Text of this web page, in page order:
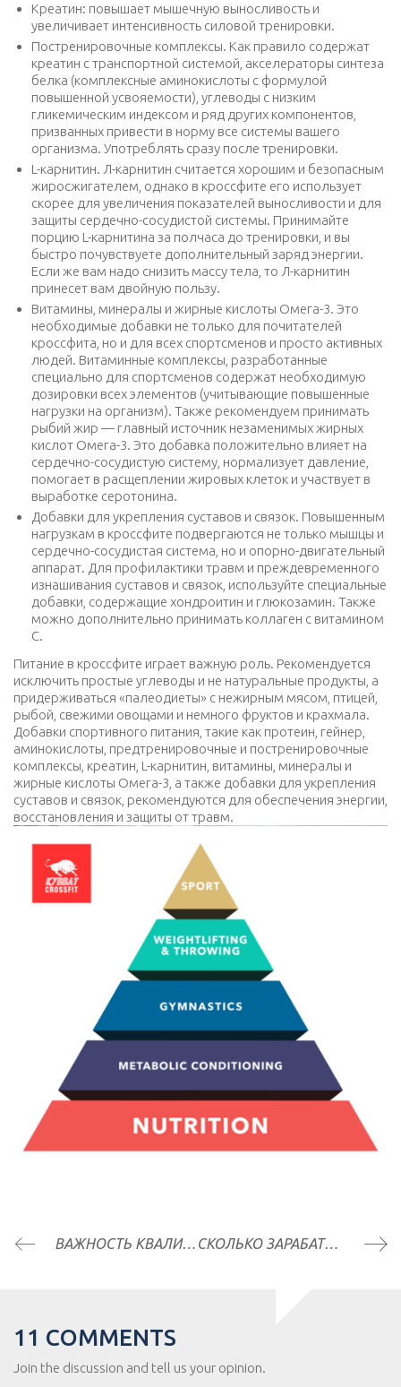
Креатин: повышает мышечную выносливость и
увеличивает интенсивность силовой тренировки.
Постренировочные комплексы. Как правило содержат
креатин с транспортной системой, акселераторы синтеза
белка (комплексные аминокислоты с формулой
повышенной усвояемости), углеводы с низким
гликемическим индексом и ряд других компонентов,
призванных привести в норму все системы вашего
организма. Употреблять сразу после тренировки.
L-карнитин. Л-карнитин считается хорошим и безопасным
жиросжигателем, однако в кроссфите его использует
скорее для увеличения показателей выносливости и для
защиты сердечно-сосудистой системы. Принимайте
порцию L-карнитина за полчаса до тренировки, и вы
быстро почувствуете дополнительный заряд энергии.
Если же вам надо снизить массу тела, то Л-карнитин
принесет вам двойную пользу.
Витамины, минералы и жирные кислоты Омега-3. Это
необходимые добавки не только для почитателей
кроссфита, но и для всех спортсменов и просто активных
людей. Витаминные комплексы, разработанные
специально для спортсменов содержат необходимую
дозировки всех элементов (учитывающие повышенные
нагрузки на организм). Также рекомендуем принимать
рыбий жир — главный источник незаменимых жирных
кислот Омега-3. Это добавка положительно влияет на
сердечно-сосудистую систему, нормализует давление,
помогает в расщеплении жировых клеток и участвует в
выработке серотонина.
Добавки для укрепления суставов и связок. Повышенным
нагрузкам в кроссфите подвергаются не только мышцы и
сердечно-сосудистая система, но и опорно-двигательный
аппарат. Для профилактики травм и преждевременного
изнашивания суставов и связок, используйте специальные
добавки, содержащие хондроитин и глюкозамин. Также
можно дополнительно принимать коллаген с витамином
С.
Питание в кроссфите играет важную роль. Рекомендуется
исключить простые углеводы и не натуральные продукты, а
придерживаться «палеодиеты» с нежирным мясом, птицей,
рыбой, свежими овощами и немного фруктов и крахмала.
Добавки спортивного питания, такие как протеин, гейнер,
аминокислоты, предтренировочные и постренировочные
комплексы, креатин, L-карнитин, витамины, минералы и
жирные кислоты Омега-3, а также добавки для укрепления
суставов и связок, рекомендуются для обеспечения энергии,
восстановления и защиты от травм.
ВАЖНОСТЬ КВАЛИФИРОВАННОГО ТРЕНЕРА ДЛЯ КРОССФИТ ТРЕНИРОВОК СКОЛЬКО ЗАРАБАТЫВАЮТ ТОП-АТЛЕТЫ В CROSSFIT
11 COMMENTS
Join the discussion and tell us your opinion.